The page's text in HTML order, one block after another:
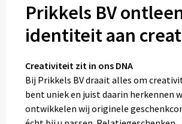
Prikkels BV
identiteit aan
Creativiteit zit in ons DNA
Bij Prikkels BV draait alles om
bent uniek en juist daarin herkennen
ontwikkelen wij originele